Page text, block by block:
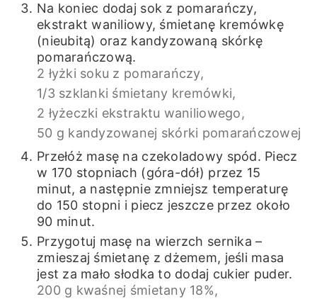
Na koniec dodaj sok z pomarańczy,
ekstrakt waniliowy, śmietanę kremówkę
(nieubitą) oraz kandyzowaną skórkę
pomarańczową.
2 łyżki soku z pomarańczy,
1/3 szklanki śmietany kremówki,
2 łyżeczki ekstraktu waniliowego,
50 g kandyzowanej skórki pomarańczowej
Przełóż masę na czekoladowy spód. Piecz
w 170 stopniach (góra-dół) przez 15
minut, a następnie zmniejsz temperaturę
do 150 stopni i piecz jeszcze przez około
90 minut.
Przygotuj masę na wierzch sernika –
zmieszaj śmietanę z dżemem, jeśli masa
jest za mało słodka to dodaj cukier puder.
200 g kwaśnej śmietany 18%,